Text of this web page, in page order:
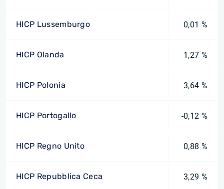
HICP Lussemburgo 0,01 %
HICP Olanda 1,27 %
HICP Polonia 3,64 %
HICP Portogallo -0,12 %
HICP Regno Unito 0,88 %
HICP Repubblica Ceca 3,29 %